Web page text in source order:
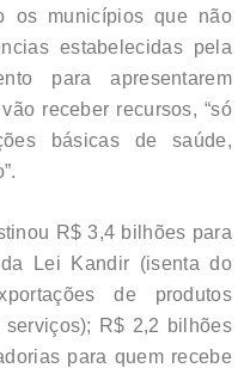
os municípios que não
estabelecidas pela
para apresentarem
receber recursos, “só
básicas de saúde,
R$ 3,4 bilhões para
Lei Kandir (isenta do
de produtos
R$ 2,2 bilhões
para quem recebe